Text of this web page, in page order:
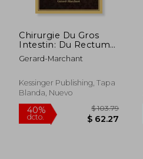
45%
dcto.
$ 248.67
Chirurgie Du Gros
Intestin: Du Rectum
Et De L'Anus (1902)
(en Francés)
Gerard-Marchant
Kessinger Publishing, Tapa
Blanda, Nuevo